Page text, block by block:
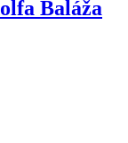
Baláža